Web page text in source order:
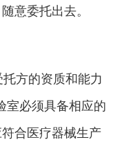
意委托出去。
方的资质和能力
室必须具备相应的
合医疗器械生产